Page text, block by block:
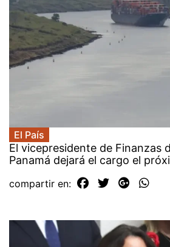
El País
El vicepresidente de Finanzas
Panamá dejará el cargo el
compartir en: